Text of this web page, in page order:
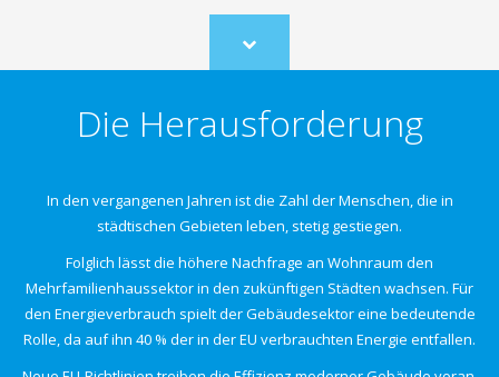
Scroll
to
Die Herausforderung
In den vergangenen Jahren ist die Zahl der Menschen, die in
städtischen Gebieten leben, stetig gestiegen.
Folglich lässt die höhere Nachfrage an Wohnraum den
Mehrfamilienhaussektor in den zukünftigen Städten wachsen. Für
den Energieverbrauch spielt der Gebäudesektor eine bedeutende
Rolle, da auf ihn 40 % der in der EU verbrauchten Energie entfallen.